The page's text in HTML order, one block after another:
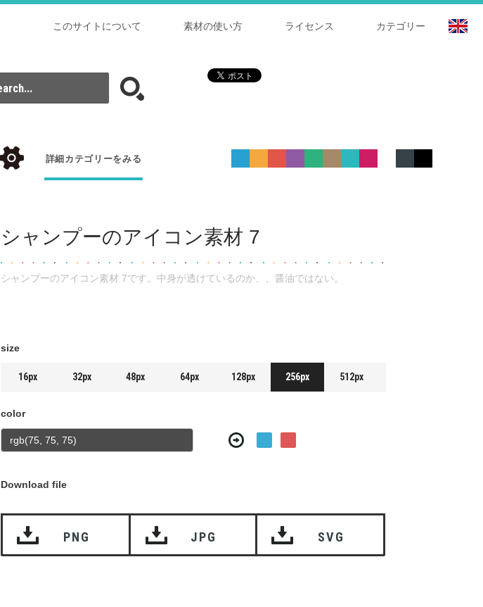
カテゴリー
ライセンス
素材の使い方
このサイトについて
詳細カテゴリーをみる
シャンプーのアイコン素材 7
シャンプーのアイコン素材 7です。中身が透けているのか、、醤油ではない。
size
16px 32px 48px 64px 128px 256px 512px
color
Download file
PNG JPG SVG